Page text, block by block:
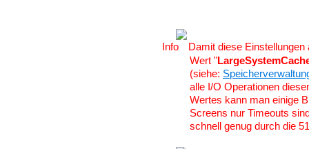
Damit diese
Wert "
(siehe:
alle I/O Operationen
Wertes kann man einige
Screens nur Timeouts
schnell genug durch die